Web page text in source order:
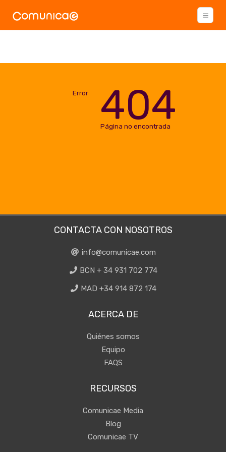
Error 404
Página no encontrada
CONTACTA CON NOSOTROS
info@comunicae.com
BCN + 34 931 702 774
MAD +34 914 872 174
ACERCA DE
Quiénes somos
Equipo
FAQS
RECURSOS
Comunicae Media
Blog
Comunicae TV